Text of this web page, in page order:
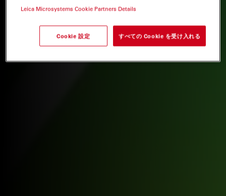
Leica Microsystems Cookie Partners Details
Cookie 設定 すべての Cookie を受け入れる